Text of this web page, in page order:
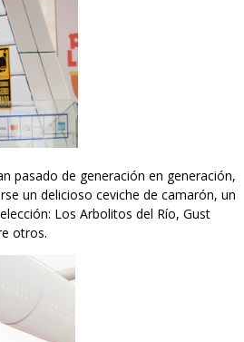
pasado de generación en generación,
un delicioso ceviche de camarón, un
Los Arbolitos del Río, Gust
otros.